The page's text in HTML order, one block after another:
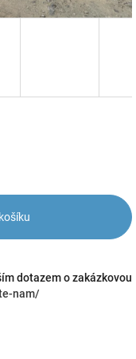
dotazem o zakázkovou
nam/